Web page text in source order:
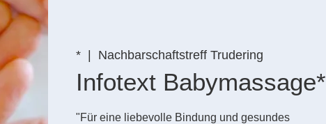
*
  |
Nachbarschaftstreff Trudering
Infotext Babymassage*
"Für eine liebevolle Bindung und gesundes